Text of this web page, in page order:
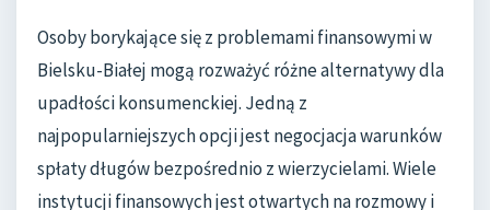
Osoby borykające się z problemami finansowymi w
Bielsku-Białej mogą rozważyć różne alternatywy dla
upadłości konsumenckiej. Jedną z
najpopularniejszych opcji jest negocjacja warunków
spłaty długów bezpośrednio z wierzycielami. Wiele
instytucji finansowych jest otwartych na rozmowy i